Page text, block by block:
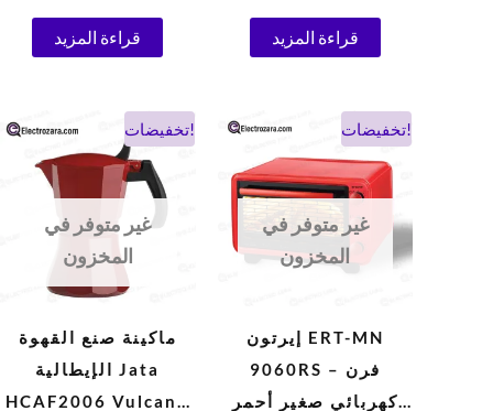
قراءة المزيد قراءة المزيد
تخفيضات!
غير متوفر في
المخزون
ماكينة صنع القهوة
الإيطالية Jata
HCAF2006 Vulcano
السعر
الأصلي
هو:
338 DH.
السعر
الحالي
تخفيضات!
غير متوفر في
المخزون
إيرتون ERT-MN
9060RS – فرن
كهربائي صغير أحمر
السعر
الأصلي
هو:
900 DH.
السعر
الحالي
هو: